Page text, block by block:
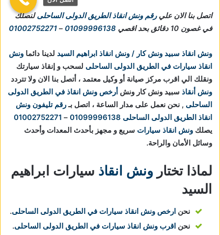
اتصل بنا الان عليرقم ونش انقاذ الطريق الدولى الساحلىلنصلك
في غصون 10 دقائق بحد اقصي
01099996138
–
01002752271
ونش انقاذ سبيد ونش كار / ونش انقاذ ابراهيم السيد لدينا دائما ونش
انقاذ سيارات في الطريق الدولى الساحلى لسحب و إنقاذ سيارتك
ونقلك الي اقرب مركز صيانة أو وكيل معتمد ، أتصل بنا الان ولا تتردد
ونش أنقاذ سبيد ونش كار ونش أرخص ونش انقاذ في الطريق الدولى
الساحلى , نحن نعمل على مدار الساعة ، اتصل بـرقم تليفون ونش
انقاذ الطريق الدولى الساحلى 01099996138
–
01002752271
يصلك ونش انقاذ سيارات سريع و مجهز بأحدث المعدات وأحدث
وسائل الأمان والراحة.
لماذا تختار ونش انقاذ سيارات ابراهيم
السيد
نحن ارخص ونش انقاذ سيارات في الطريق الدولى الساحلى.
نحن اقرب ونش انقاذ سيارات في الطريق الدولى الساحلى.